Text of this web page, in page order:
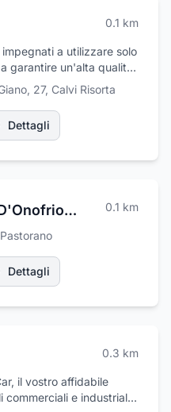
0.1 km
a utilizzare solo
garantire un'alta qualità
significa che ci
di fiducia e
tradizionali per
livello.Per noi, la
la loro durata nel
e mantenere la
a rigorosi controlli
consegna ai clienti.
garantire che ogni
standard elevati e le
clienti.
27, Calvi Risorta
Dettagli
I.Geo. S.a.s. di D'Onofrio Giuseppe & C. 0.1 km
Pastorano
Dettagli
0.3 km
il vostro affidabile
commerciali e industriali